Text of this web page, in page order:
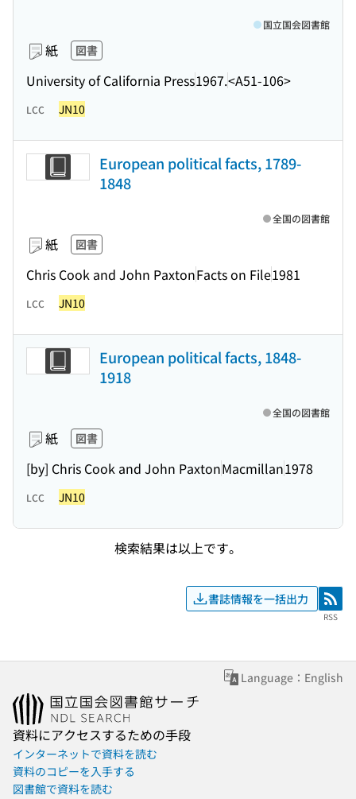
紙 図書
University of California Press1967.<A51-106>
国立国会図書館
LCC JN10
European political facts, 1789-
1848
紙 図書
Chris Cook and John PaxtonFacts on File1981
全国の図書館
LCC JN10
European political facts, 1848-
1918
紙 図書
[by] Chris Cook and John PaxtonMacmillan1978
全国の図書館
LCC JN10
検索結果は以上です。
書誌情報を一括出力 RSS
RSS
Language：English
資料にアクセスするための手段
インターネットで資料を読む
資料のコピーを入手する
図書館で資料を読む